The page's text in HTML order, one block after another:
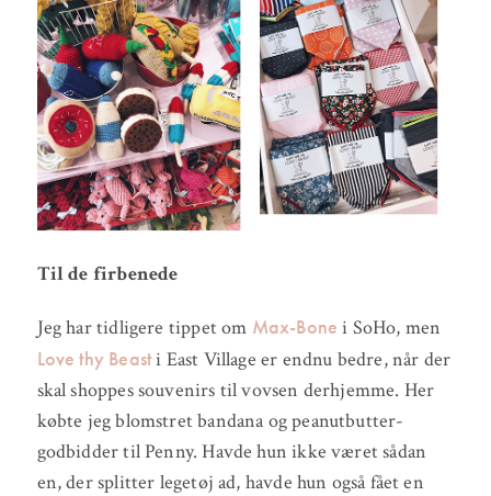
Til de firbenede
Jeg har tidligere tippet om Max-Bone i SoHo, men
Love thy Beasti East Village er endnu bedre, når der
skal shoppes souvenirs til vovsen derhjemme. Her
købte jeg blomstret bandana og peanutbutter-
godbidder til Penny. Havde hun ikke været sådan
en, der splitter legetøj ad, havde hun også fået en